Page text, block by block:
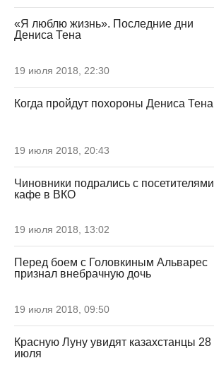
«Я люблю жизнь». Последние дни
Дениса Тена
19 июля 2018, 22:30
Когда пройдут похороны Дениса Тена
19 июля 2018, 20:43
Чиновники подрались с посетителями
кафе в ВКО
19 июля 2018, 13:02
Перед боем с Головкиным Альварес
признал внебрачную дочь
19 июля 2018, 09:50
Красную Луну увидят казахстанцы 28
июля